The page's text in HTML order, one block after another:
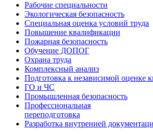
Рабочие специальности
Экологическая безопасность
Специальная оценка условий труда
Повышение квалификации
Пожарная безопасность
Обучение ДОПОГ
Охрана труда
Комплексный анализ
Подготовка к независимой оценке
ГО и ЧС
Промышленная безопасность
Профессиональная
переподготовка
Разработка внутренней